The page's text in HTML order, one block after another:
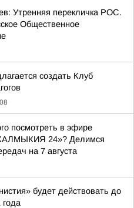
Утренняя перекличка РОС.
Общественное
создать Клуб
посмотреть в эфире
24»? Делимся
на 7 августа
будет действовать до
года